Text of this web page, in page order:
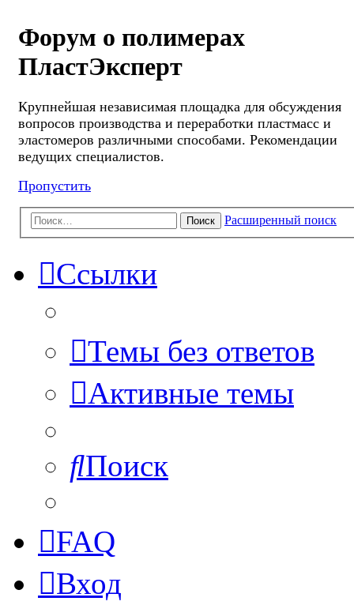
Форум о полимерах
ПластЭксперт
Крупнейшая независимая площадка для обсуждения
вопросов производства и переработки пластмасс и
эластомеров различными способами. Рекомендации
ведущих специалистов.
Пропустить
Поиск Расширенный поиск
Ссылки
Темы без ответов
Активные темы
Поиск
FAQ
Вход